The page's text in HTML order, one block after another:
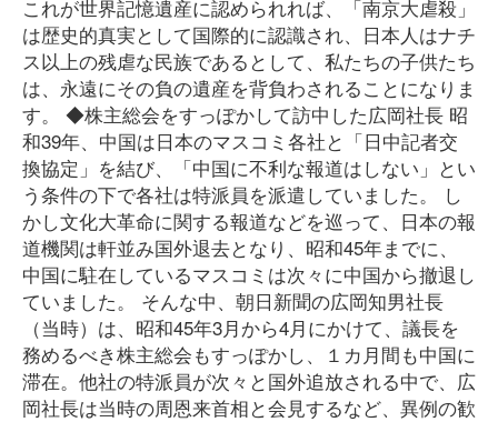
これが世界記憶遺産に認められれば、「南京大虐殺」
は歴史的真実として国際的に認識され、日本人はナチ
ス以上の残虐な民族であるとして、私たちの子供たち
は、永遠にその負の遺産を背負わされることになりま
す。 ◆株主総会をすっぽかして訪中した広岡社長 昭
和39年、中国は日本のマスコミ各社と「日中記者交
換協定」を結び、「中国に不利な報道はしない」とい
う条件の下で各社は特派員を派遣していました。 し
かし文化大革命に関する報道などを巡って、日本の報
道機関は軒並み国外退去となり、昭和45年までに、
中国に駐在しているマスコミは次々に中国から撤退し
ていました。 そんな中、朝日新聞の広岡知男社長
（当時）は、昭和45年3月から4月にかけて、議長を
務めるべき株主総会もすっぽかし、１カ月間も中国に
滞在。他社の特派員が次々と国外追放される中で、広
岡社長は当時の周恩来首相と会見するなど、異例の歓